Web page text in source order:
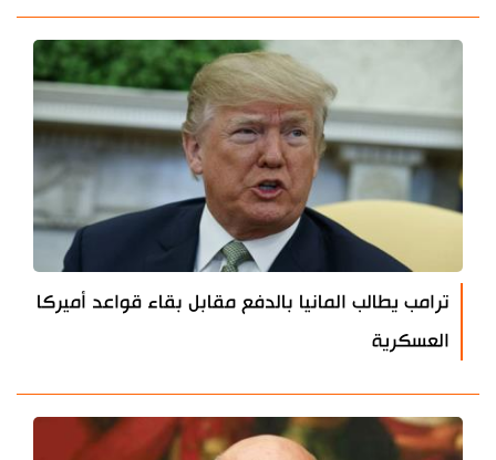
ترامب يطالب المانيا بالدفع مقابل بقاء قواعد أميركا
العسكرية